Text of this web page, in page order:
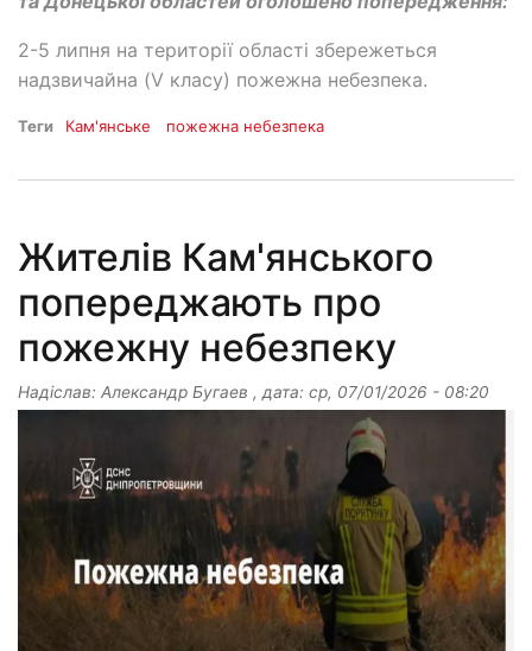
2-5 липня на території області збережеться
надзвичайна (V класу) пожежна небезпека.
Теги Кам'янське пожежна небезпека
Жителів Кам'янського
попереджають про
пожежну небезпеку
Надіслав: Александр Бугаев , дата: ср, 07/01/2026 - 08:20